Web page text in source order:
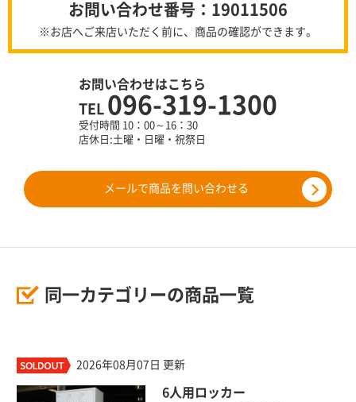
お問い合わせ番号：19011506
※お店へご来店いただく前に、商品の確認ができます。
お問い合わせはこちら
TEL 096-319-1300
受付時間 10：00～16：30
店休日:土曜・日曜・祝祭日
メールで商品を問い合わせる
同一カテゴリーの商品一覧
2026年08月07日 更新
6人用ロッカー